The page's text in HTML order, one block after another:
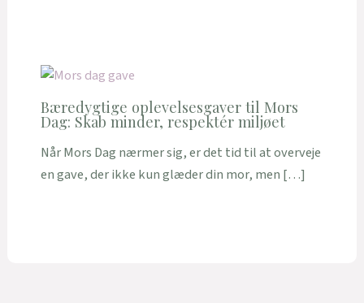
Bæredygtige oplevelsesgaver til Mors
Dag: Skab minder, respektér miljøet
Når Mors Dag nærmer sig, er det tid til at overveje
en gave, der ikke kun glæder din mor, men […]